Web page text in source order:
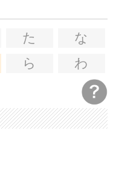
た
な
ら わ